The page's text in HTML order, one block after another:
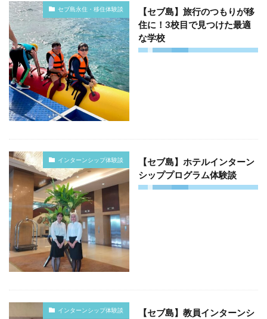
セブ島永住・移住体験談
【セブ島】旅行のつもりが移
住に！3校目で見つけた最適
な学校
インターンシップ体験談
【セブ島】ホテルインターン
シッププログラム体験談
インターンシップ体験談
【セブ島】教員インターンシ